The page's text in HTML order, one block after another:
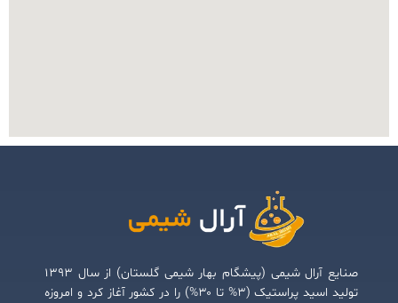
صنایع آرال شیمی (پیشگام بهار شیمی گلستان) از سال ۱۳۹۳
تولید اسید پراستیک (۳% تا ۳۰%) را در کشور آغاز کرد و امروزه